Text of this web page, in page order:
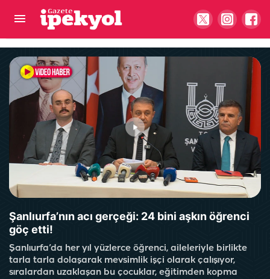
Şanlıurfa’nın acı gerçeği: 24 bini aşkın öğrenci
göç etti!
Şanlıurfa’da her yıl yüzlerce öğrenci, aileleriyle birlikte
tarla tarla dolaşarak mevsimlik işçi olarak çalışıyor,
sıralardan uzaklaşan bu çocuklar, eğitimden kopma
Şanlıurfa'da herkes neden motosiklet alıyor?
Sayıları otomobili geçti